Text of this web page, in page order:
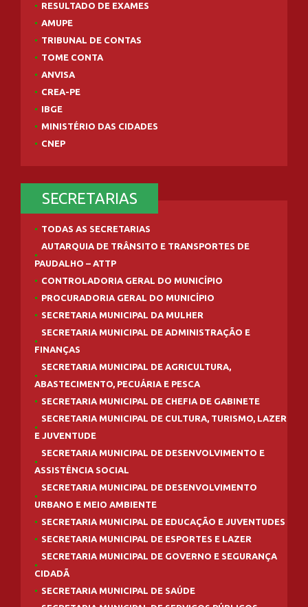
RESULTADO DE EXAMES
AMUPE
TRIBUNAL DE CONTAS
TOME CONTA
ANVISA
CREA-PE
IBGE
MINISTÉRIO DAS CIDADES
CNEP
SECRETARIAS
TODAS AS SECRETARIAS
AUTARQUIA DE TRÂNSITO E TRANSPORTES DE
PAUDALHO – ATTP
CONTROLADORIA GERAL DO MUNICÍPIO
PROCURADORIA GERAL DO MUNICÍPIO
SECRETARIA MUNICIPAL DA MULHER
SECRETARIA MUNICIPAL DE ADMINISTRAÇÃO E
FINANÇAS
SECRETARIA MUNICIPAL DE AGRICULTURA,
ABASTECIMENTO, PECUÁRIA E PESCA
SECRETARIA MUNICIPAL DE CHEFIA DE GABINETE
SECRETARIA MUNICIPAL DE CULTURA, TURISMO, LAZER
E JUVENTUDE
SECRETARIA MUNICIPAL DE DESENVOLVIMENTO E
ASSISTÊNCIA SOCIAL
SECRETARIA MUNICIPAL DE DESENVOLVIMENTO
URBANO E MEIO AMBIENTE
SECRETARIA MUNICIPAL DE EDUCAÇÃO E JUVENTUDES
SECRETARIA MUNICIPAL DE ESPORTES E LAZER
SECRETARIA MUNICIPAL DE GOVERNO E SEGURANÇA
CIDADÃ
SECRETARIA MUNICIPAL DE SAÚDE